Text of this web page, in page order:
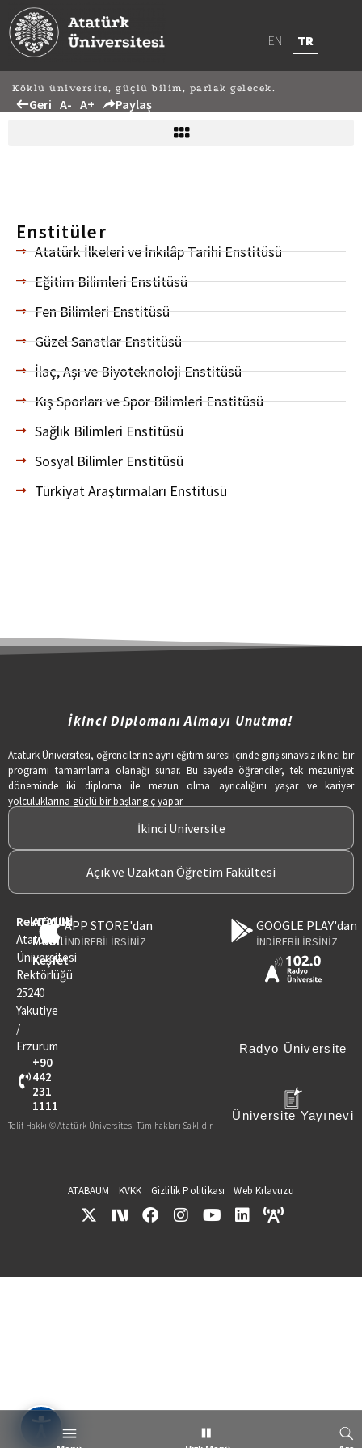
EN TR
Köklü üniversite, güçlü bilim, parlak gelecek.
Geri A- A+ Paylaş
Enstitüler
Atatürk İlkeleri ve İnkılâp Tarihi Enstitüsü
Eğitim Bilimleri Enstitüsü
Fen Bilimleri Enstitüsü
Güzel Sanatlar Enstitüsü
İlaç, Aşı ve Biyoteknoloji Enstitüsü
Kış Sporları ve Spor Bilimleri Enstitüsü
Sağlık Bilimleri Enstitüsü
Sosyal Bilimler Enstitüsü
Türkiyat Araştırmaları Enstitüsü
İkinci Diplomanı Almayı Unutma!
Atatürk Üniversitesi, öğrencilerine aynı eğitim süresi içinde giriş sınavsız ikinci bir
programı tamamlama olanağı sunar. Bu sayede öğrenciler, tek mezuniyet
döneminde iki diploma ile mezun olma ayrıcalığını yaşar ve kariyer
yolculuklarına güçlü bir başlangıç yapar.
İkinci Üniversite
Açık ve Uzaktan Öğretim Fakültesi
Rektörlük
Atatürk
Üniversitesi
Rektörlüğü
25240
Yakutiye
/
Erzurum
+90
442
231
1111
ATAUNİ
Mobil
Keşfet
APP STORE'dan
İNDİREBİLİRSİNİZ
GOOGLE PLAY'dan
İNDİREBİLİRSİNİZ
Radyo Üniversite
Üniversite Yayınevi
Telif Hakkı © Atatürk Üniversitesi Tüm hakları Saklıdır
ATABAUM KVKK Gizlilik Politikası Web Kılavuzu